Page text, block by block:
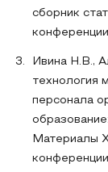
сборник
Ивина Н.В.,
технология
персонала
Материалы